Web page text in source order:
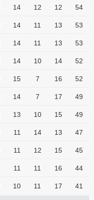
14 12 12 54
14 11 13 53
14 11 13 53
14 10 14 52
15 7 16 52
14 7 17 49
13 10 15 49
11 14 13 47
11 12 15 45
11 11 16 44
10 11 17 41